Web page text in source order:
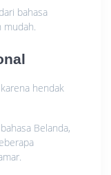
bahasa
mudah.
hendak
Belanda,